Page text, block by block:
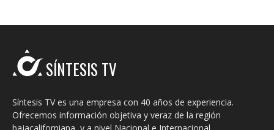
SÍNTESIS TV
Síntesis TV es una empresa con 40 años de experiencia.
Ofrecemos información objetiva y veraz de la región
bajacaliforniana, y a nivel Nacional e Internacional.